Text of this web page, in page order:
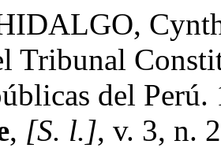
Tribunal
del
, [S. l.], v. 3, n.